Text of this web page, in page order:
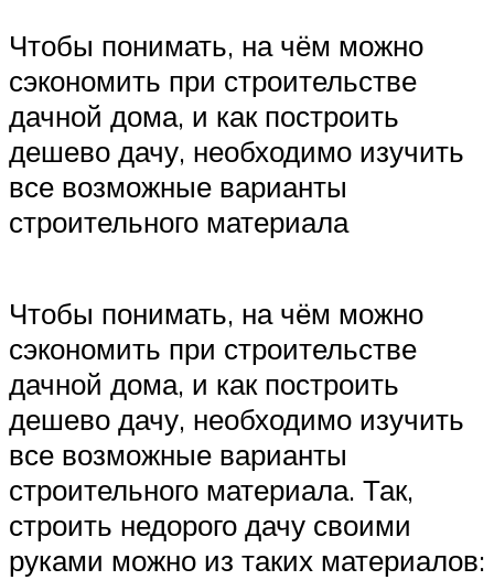
Чтобы понимать, на чём можно
сэкономить при строительстве
дачной дома, и как построить
дешево дачу, необходимо изучить
все возможные варианты
строительного материала
Чтобы понимать, на чём можно
сэкономить при строительстве
дачной дома, и как построить
дешево дачу, необходимо изучить
все возможные варианты
строительного материала. Так,
строить недорого дачу своими
руками можно из таких материалов: